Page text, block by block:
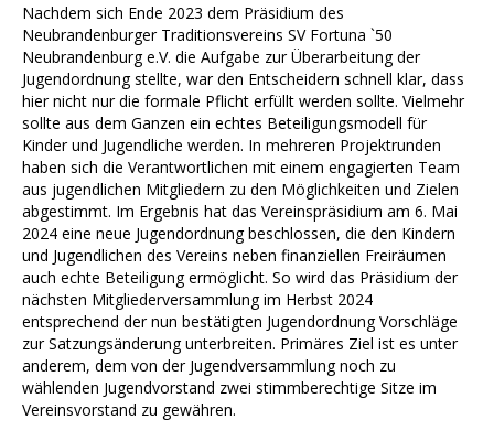
Nachdem sich Ende 2023 dem Präsidium des
Neubrandenburger Traditionsvereins SV Fortuna `50
Neubrandenburg e.V. die Aufgabe zur Überarbeitung der
Jugendordnung stellte, war den Entscheidern schnell klar, dass
hier nicht nur die formale Pflicht erfüllt werden sollte. Vielmehr
sollte aus dem Ganzen ein echtes Beteiligungsmodell für
Kinder und Jugendliche werden. In mehreren Projektrunden
haben sich die Verantwortlichen mit einem engagierten Team
aus jugendlichen Mitgliedern zu den Möglichkeiten und Zielen
abgestimmt. Im Ergebnis hat das Vereinspräsidium am 6. Mai
2024 eine neue Jugendordnung beschlossen, die den Kindern
und Jugendlichen des Vereins neben finanziellen Freiräumen
auch echte Beteiligung ermöglicht. So wird das Präsidium der
nächsten Mitgliederversammlung im Herbst 2024
entsprechend der nun bestätigten Jugendordnung Vorschläge
zur Satzungsänderung unterbreiten. Primäres Ziel ist es unter
anderem, dem von der Jugendversammlung noch zu
wählenden Jugendvorstand zwei stimmberechtige Sitze im
Vereinsvorstand zu gewähren.